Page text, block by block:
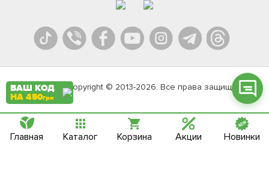
Agromarket.Copyright © 2013-2026. Все права защищены
Онлайн чат
ВАШ КОД
НА 450грн
Главная Каталог Корзина Акции Новинки